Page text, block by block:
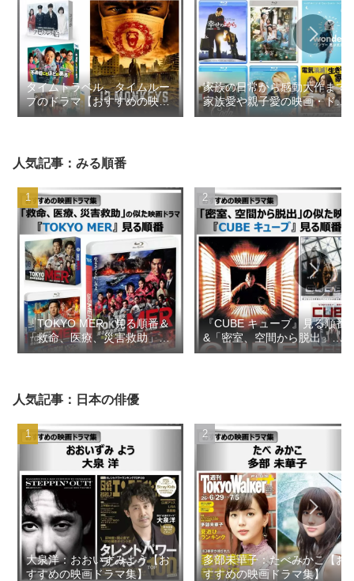
タイムトラベル、タイムルー
プのドラマ【おすすめの映画
ドラマ集】
家族の日常から感動大作まで
家族愛や親子愛の映画・ドラ
マ【おすすめの映画ドラマ
人気記事：みる順番
『TOKYO MER』見る順番＆
「救命、医療、災害救助」の
似た映画ドラマ【おすすめの
『CUBE キューブ』見る順番
&「密室、空間から脱出」の
似た映画【おすすめの映画ド
人気記事：日本の俳優
大泉洋：おおいずみよう【お
すすめの映画ドラマ集】
多部未華子：たべみかこ【お
すすめの映画ドラマ集】